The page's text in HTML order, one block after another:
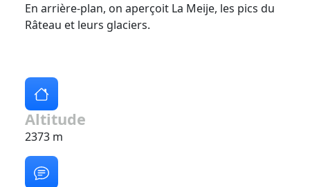
En arrière-plan, on aperçoit La Meije, les pics du
Râteau et leurs glaciers.
Altitude
2373 m